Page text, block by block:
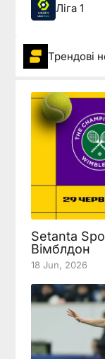
Ліга 1
Трендові
Setanta
Вімблдон
18 Jun, 2026